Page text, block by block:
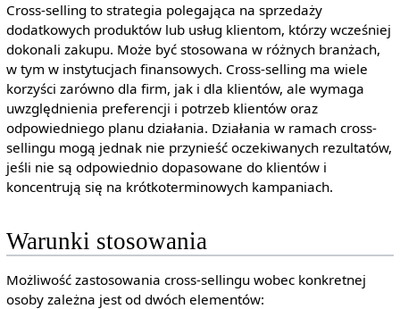
Cross-selling to strategia polegająca na sprzedaży
dodatkowych produktów lub usług klientom, którzy wcześniej
dokonali zakupu. Może być stosowana w różnych branżach,
w tym w instytucjach finansowych. Cross-selling ma wiele
korzyści zarówno dla firm, jak i dla klientów, ale wymaga
uwzględnienia preferencji i potrzeb klientów oraz
odpowiedniego planu działania. Działania w ramach cross-
sellingu mogą jednak nie przynieść oczekiwanych rezultatów,
jeśli nie są odpowiednio dopasowane do klientów i
koncentrują się na krótkoterminowych kampaniach.
Warunki stosowania
Możliwość zastosowania cross-sellingu wobec konkretnej
osoby zależna jest od dwóch elementów: